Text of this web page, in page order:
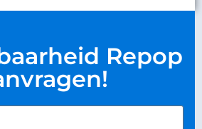
Repop